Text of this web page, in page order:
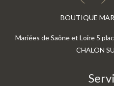
BOUTIQUE
Mariées de Saône et Loire 5
CHALON